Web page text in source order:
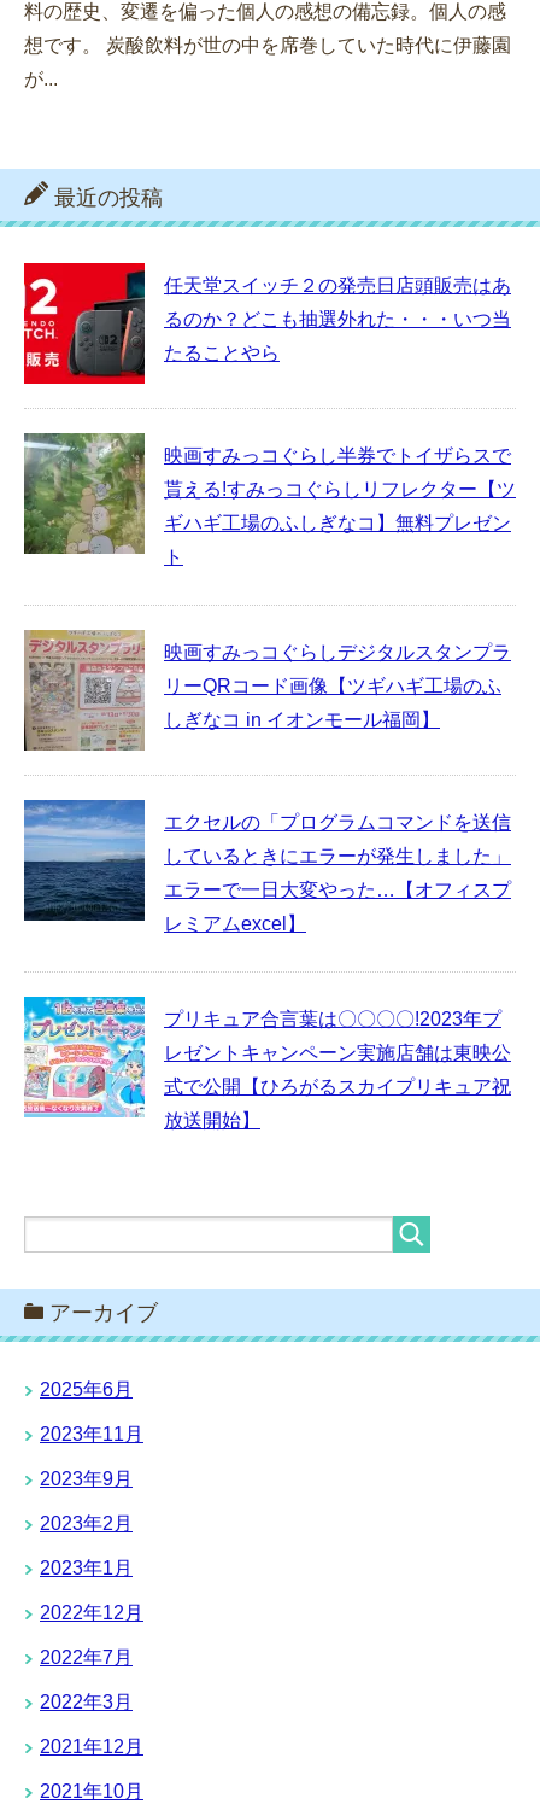
料の歴史、変遷を偏った個人の感想の備忘録。個人の感
想です。 炭酸飲料が世の中を席巻していた時代に伊藤園
が...
最近の投稿
任天堂スイッチ２の発売日店頭販売はあ
るのか？どこも抽選外れた・・・いつ当
たることやら
映画すみっコぐらし半券でトイザらスで
貰える!すみっコぐらしリフレクター【ツ
ギハギ工場のふしぎなコ】無料プレゼン
ト
映画すみっコぐらしデジタルスタンプラ
リーQRコード画像【ツギハギ工場のふ
しぎなコ in イオンモール福岡】
エクセルの「プログラムコマンドを送信
しているときにエラーが発生しました」
エラーで一日大変やった…【オフィスプ
レミアムexcel】
プリキュア合言葉は〇〇〇〇!2023年プ
レゼントキャンペーン実施店舗は東映公
式で公開【ひろがるスカイプリキュア祝
放送開始】
アーカイブ
2025年6月
2023年11月
2023年9月
2023年2月
2023年1月
2022年12月
2022年7月
2022年3月
2021年12月
2021年10月